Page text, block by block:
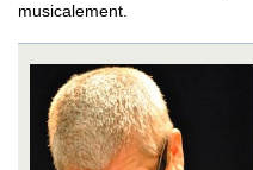
musicalement.